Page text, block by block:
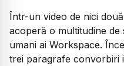
Într-un video de nici
acoperă o multitudine de
umani ai Workspace.
trei paragrafe convorbiri